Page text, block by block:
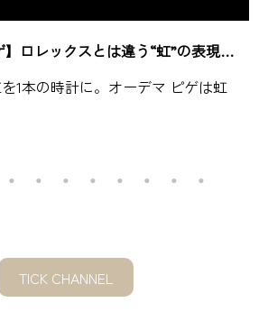
】ロレックスとは違う“虹”の表現…
1本の時計に。オーデマ ピゲは虹
TICK CHANNEL